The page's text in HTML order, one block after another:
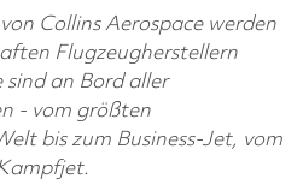
Collins Aerospace werden
Flugzeugherstellern
an Bord aller
- vom größten
bis zum Business-Jet, vom